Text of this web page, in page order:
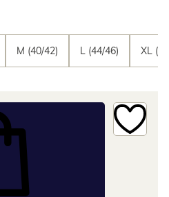
M (40/42) L (44/46) XL